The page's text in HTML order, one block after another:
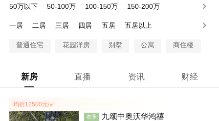
50万以下 50-100万 100-150万
150-200万
一居
二居 三居 四居 五居 五居以上
普通住宅 花园洋房 别墅 公寓 商住楼
新房 直播 资讯 财经
均价12500元/㎡
在售 九颂中奥沃华鸿禧